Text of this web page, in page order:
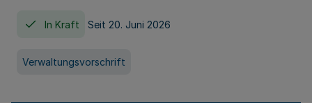
In Kraft Seit 20. Juni 2026
Verwaltungsvorschrift